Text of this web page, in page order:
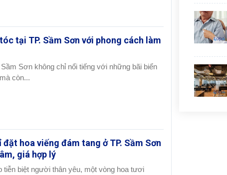
tại TP. Sầm Sơn với phong cách làm
Sơn không chỉ nổi tiếng với những bãi biển
còn...
đặt hoa viếng đám tang ở TP. Sầm Sơn
giá hợp lý
tiễn biệt người thân yêu, một vòng hoa tươi